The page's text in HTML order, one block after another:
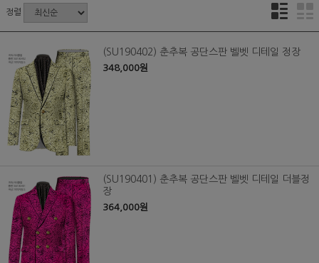
정렬
(SU190402) 춘추복 공단스판 벨벳 디테일 정장
348,000원
(SU190401) 춘추복 공단스판 벨벳 디테일 더블정
장
364,000원